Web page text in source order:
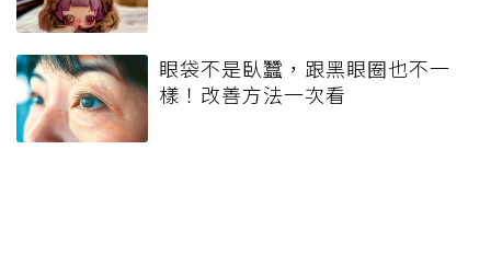
眼袋不是臥蠶，跟黑眼圈也不一
樣！改善方法一次看